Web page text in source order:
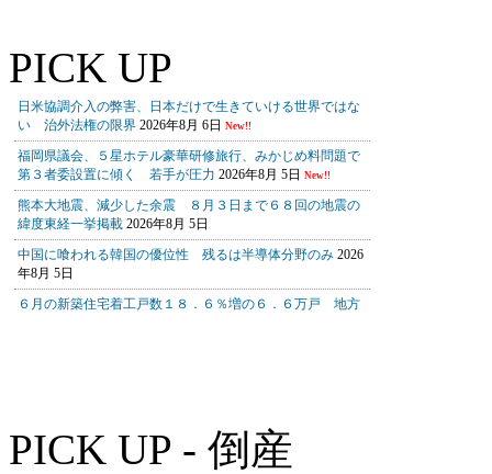
PICK UP
PICK UP - 倒産